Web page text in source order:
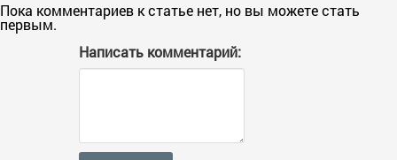
Пока комментариев к статье нет, но вы можете стать
первым.
Написать комментарий: